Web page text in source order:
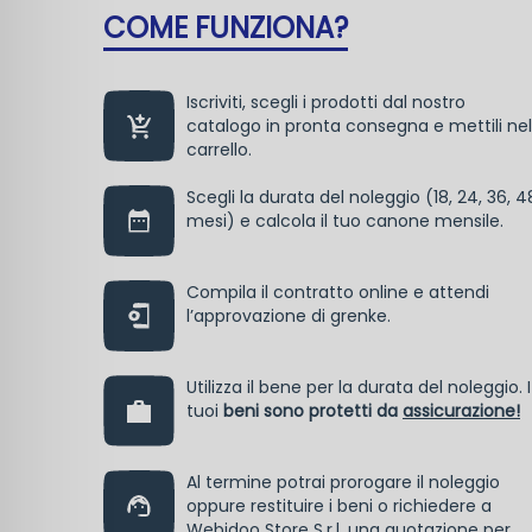
COME FUNZIONA?
Iscriviti, scegli i prodotti dal nostro
catalogo in pronta consegna e mettili nel
carrello.
Scegli la durata del noleggio (18, 24, 36,
mesi) e calcola il tuo canone mensile.
Compila il contratto online e attendi
l’approvazione di grenke.
Utilizza il bene per la durata del noleggio. I
tuoi beni sono protetti da assicurazione!
Al termine potrai prorogare il noleggio
oppure restituire i beni o richiedere a